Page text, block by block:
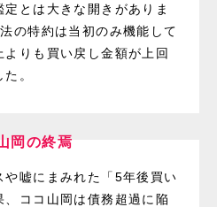
とは大きな開きがありま
の特約は当初のみ機能して
りも買い戻し金額が上回
。
岡の終焉
や嘘にまみれた「5年後買い
、ココ山岡は債務超過に陥